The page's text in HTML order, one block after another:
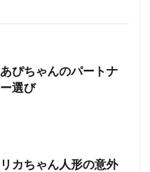
あぴちゃんのパートナ
ー選び
リカちゃん人形の意外